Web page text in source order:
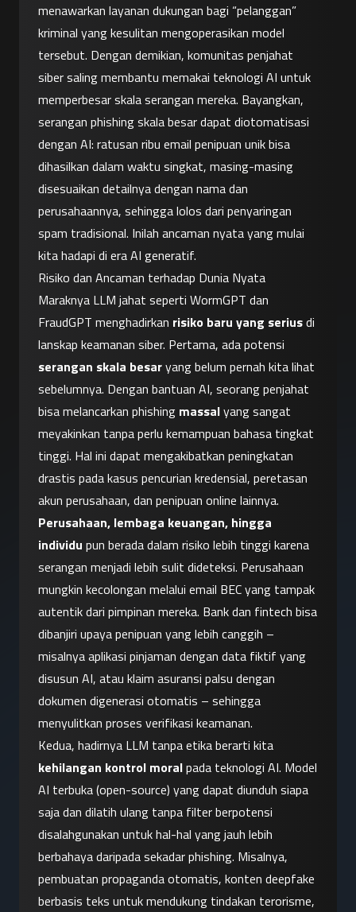
menawarkan layanan dukungan bagi “pelanggan”
kriminal yang kesulitan mengoperasikan model
tersebut. Dengan demikian, komunitas penjahat
siber saling membantu memakai teknologi AI untuk
memperbesar skala serangan mereka. Bayangkan,
serangan phishing skala besar dapat diotomatisasi
dengan AI: ratusan ribu email penipuan unik bisa
dihasilkan dalam waktu singkat, masing-masing
disesuaikan detailnya dengan nama dan
perusahaannya, sehingga lolos dari penyaringan
spam tradisional. Inilah ancaman nyata yang mulai
kita hadapi di era AI generatif.
Risiko dan Ancaman terhadap Dunia Nyata
Maraknya LLM jahat seperti WormGPT dan
FraudGPT menghadirkan risiko baru yang serius di
serangan skala besar yang belum pernah kita lihat
sebelumnya. Dengan bantuan AI, seorang penjahat
bisa melancarkan phishing massal yang sangat
meyakinkan tanpa perlu kemampuan bahasa tingkat
tinggi. Hal ini dapat mengakibatkan peningkatan
drastis pada kasus pencurian kredensial, peretasan
Perusahaan, lembaga keuangan, hingga
individu pun berada dalam risiko lebih tinggi karena
serangan menjadi lebih sulit dideteksi. Perusahaan
mungkin kecolongan melalui email BEC yang tampak
autentik dari pimpinan mereka. Bank dan fintech bisa
dibanjiri upaya penipuan yang lebih canggih –
misalnya aplikasi pinjaman dengan data fiktif yang
disusun AI, atau klaim asuransi palsu dengan
dokumen digenerasi otomatis – sehingga
menyulitkan proses verifikasi keamanan.
kehilangan kontrol moral pada teknologi AI. Model
AI terbuka (open-source) yang dapat diunduh siapa
saja dan dilatih ulang tanpa filter berpotensi
disalahgunakan untuk hal-hal yang jauh lebih
berbahaya daripada sekadar phishing. Misalnya,
pembuatan propaganda otomatis, konten deepfake
berbasis teks untuk mendukung tindakan terorisme,